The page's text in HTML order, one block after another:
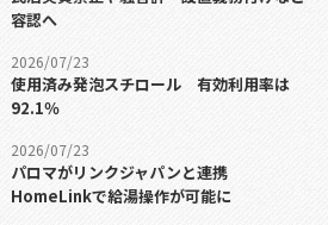
容認へ
2026/07/23
使用済み発泡スチロール 有効利用率は
92.1％
2026/07/23
パロマがリンクジャパンと連携
HomeLinkで給湯操作が可能に